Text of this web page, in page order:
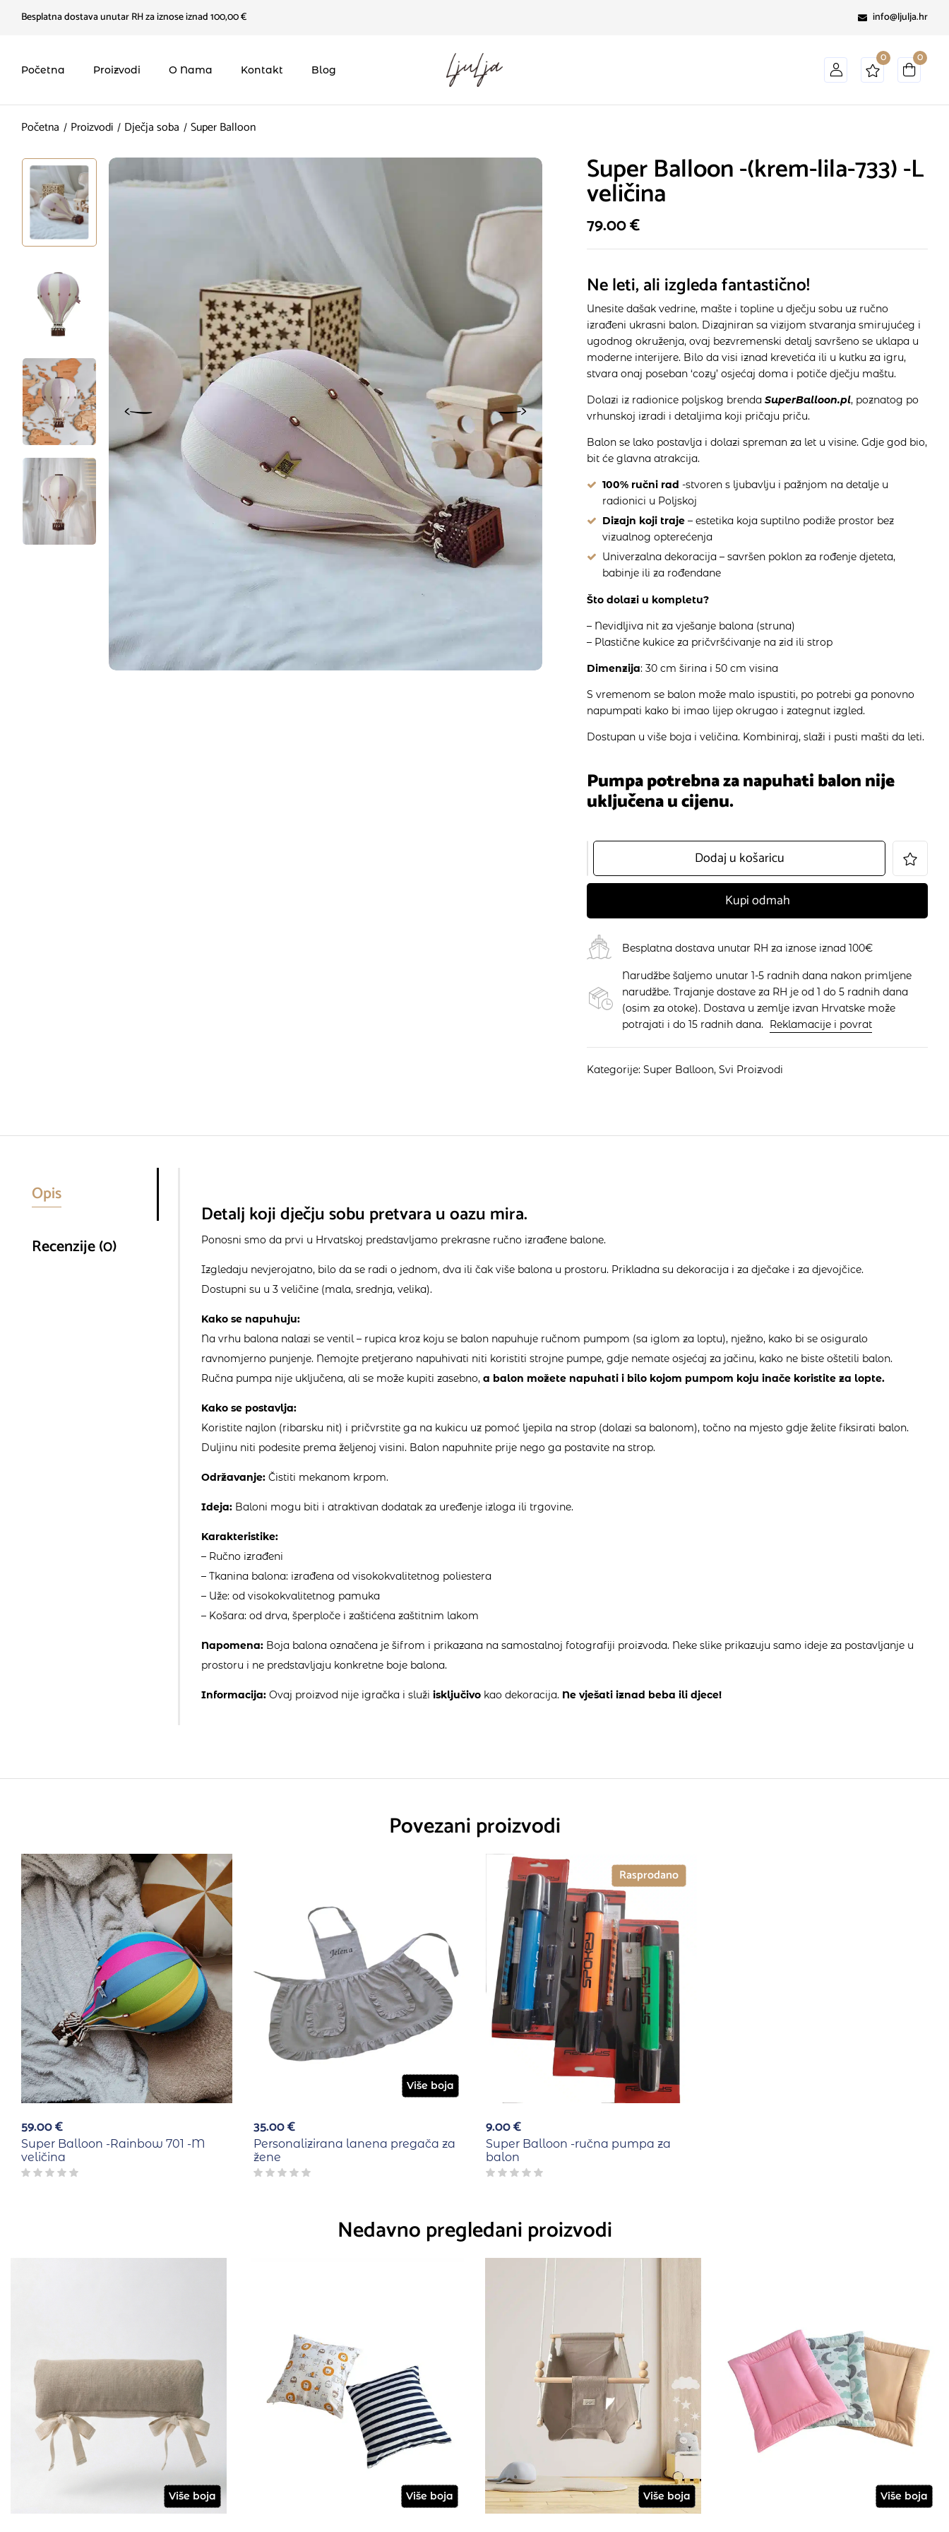
Besplatna dostava unutar RH za iznose iznad 100,00 € info@ljulja.hr
Početna Proizvodi O Nama Kontakt Blog
0 0
Početna Proizvodi Dječja soba Super Balloon
Super Balloon -(krem-lila-733) -L
veličina
79.00€
Ne leti, ali izgleda fantastično!
Unesite dašak vedrine, mašte i topline u dječju sobu uz ručno
izrađeni ukrasni balon. Dizajniran sa vizijom stvaranja smirujućeg i
ugodnog okruženja, ovaj bezvremenski detalj savršeno se uklapa u
moderne interijere. Bilo da visi iznad krevetića ili u kutku za igru,
stvara onaj poseban ‘cozy’ osjećaj doma i potiče dječju maštu.
Dolazi iz radionice poljskog brendaSuperBalloon.pl, poznatog po
vrhunskoj izradi i detaljima koji pričaju priču.
Balon se lako postavlja i dolazi spreman za let u visine. Gdje god bio,
bit će glavna atrakcija.
100% ručni rad-stvoren s ljubavlju i pažnjom na detalje u
radionici u Poljskoj
Dizajn koji traje – estetika koja suptilno podiže prostor bez
vizualnog opterećenja
Univerzalna dekoracija – savršen poklon za rođenje djeteta,
babinje ili za rođendane
Što dolazi u kompletu?
– Nevidljiva nit za vješanje balona (struna)
– Plastične kukice za pričvršćivanje na zid ili strop
Dimenzija: 30 cm širina i 50 cm visina
S vremenom se balon može malo ispustiti, po potrebi ga ponovno
napumpati kako bi imao lijep okrugao i zategnut izgled.
Dostupan u više boja i veličina. Kombiniraj, slaži i pusti mašti da leti.
Pumpa potrebna za napuhati balon nije
uključena u cijenu.
Dodaj u košaricu
Kupi odmah
Besplatna dostava unutar RH za iznose iznad 100€
Narudžbe šaljemo unutar 1-5 radnih dana nakon primljene
narudžbe. Trajanje dostave za RH je od 1 do 5 radnih dana
(osim za otoke). Dostava u zemlje izvan Hrvatske može
potrajati i do 15 radnih dana. Reklamacije i povrat
Kategorije:Super Balloon,Svi Proizvodi
Opis
Recenzije (0)
Detalj koji dječju sobu pretvara u oazu mira.
Ponosni smo da prvi u Hrvatskoj predstavljamo prekrasne ručno izrađene balone.
Izgledaju nevjerojatno, bilo da se radi o jednom, dva ili čak više balona u prostoru. Prikladna su dekoracija i za dječake i za djevojčice.
Dostupni su u 3 veličine (mala, srednja, velika).
Kako se napuhuju:
Na vrhu balona nalazi se ventil – rupica kroz koju se balon napuhuje ručnom pumpom (sa iglom za loptu), nježno, kako bi se osiguralo
ravnomjerno punjenje. Nemojte pretjerano napuhivati niti koristiti strojne pumpe, gdje nemate osjećaj za jačinu, kako ne biste oštetili balon.
Ručna pumpa nije uključena, ali se može kupiti zasebno, a balon možete napuhati i bilo kojom pumpom koju inače koristite za lopte.
Kako se postavlja:
Koristite najlon (ribarsku nit) i pričvrstite ga na kukicu uz pomoć ljepila na strop (dolazi sa balonom), točno na mjesto gdje želite fiksirati balon.
Duljinu niti podesite prema željenoj visini. Balon napuhnite prije nego ga postavite na strop.
Održavanje: Čistiti mekanom krpom.
Ideja: Baloni mogu biti i atraktivan dodatak za uređenje izloga ili trgovine.
Karakteristike:
– Ručno izrađeni
– Tkanina balona: izrađena od visokokvalitetnog poliestera
– Uže: od visokokvalitetnog pamuka
– Košara: od drva, šperploče i zaštićena zaštitnim lakom
Napomena: Boja balona označena je šifrom i prikazana na samostalnoj fotografiji proizvoda. Neke slike prikazuju samo ideje za postavljanje u
prostoru i ne predstavljaju konkretne boje balona.
Informacija: Ovaj proizvod nije igračka i služi isključivo kao dekoracija. Ne vješati iznad beba ili djece!
Povezani proizvodi
59.00€
Super Balloon -Rainbow 701 -M
veličina
Više boja
35.00€
Personalizirana lanena pregača za
žene
Rasprodano
9.00€
Super Balloon -ručna pumpa za
balon
Nedavno pregledani proizvodi
Više boja Više boja Više boja Više boja